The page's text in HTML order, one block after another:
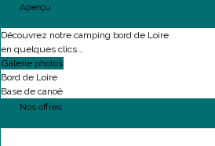
Aperçu
Découvrez notre camping bord de Loire
en quelques clics...
Galerie photos
Bord de Loire
Base de canoë
Nos offres